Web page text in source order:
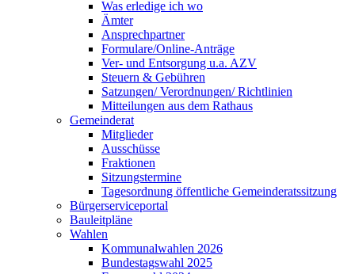
Was erledige ich wo
Ämter
Ansprechpartner
Formulare/Online-Anträge
Ver- und Entsorgung u.a. AZV
Steuern & Gebühren
Satzungen/ Verordnungen/ Richtlinien
Mitteilungen aus dem Rathaus
Gemeinderat
Mitglieder
Ausschüsse
Fraktionen
Sitzungstermine
Tagesordnung öffentliche Gemeinderatssitzung
Bürgerserviceportal
Bauleitpläne
Wahlen
Kommunalwahlen 2026
Bundestagswahl 2025